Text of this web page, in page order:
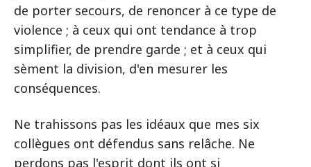
de porter secours, de renoncer à ce type de
violence ; à ceux qui ont tendance à trop
simplifier, de prendre garde ; et à ceux qui
sèment la division, d'en mesurer les
conséquences.
Ne trahissons pas les idéaux que mes six
collègues ont défendus sans relâche. Ne
perdons pas l'esprit dont ils ont si